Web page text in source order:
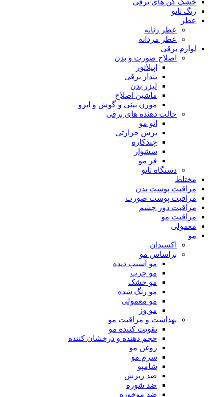
رنگ تاتو
عطر
عطر زنانه
عطر مردانه
لوازم برقی
اصلاح صورت و بدن
اپیلاتور
بنداز برقی
لیزر بدن
ماشین اصلاح
موزن بینی و گوش و ابرو
حالت دهنده های برقی
اتو مو
برس حرارتی
چندکاره
سشوار
فر مو
دستگاه تاتو
مختلط
مراقبت پوست بدن
مراقبت پوست صورت
مراقبت دور چشم
مراقبت مو
معمولی
مو
اکسیدان
براساس مو
مو آسیب دیده
مو چرب
مو خشک
مو رنگ شده
مو معمولی
مو وز
بهداشت و مراقبت مو
تقویت کننده مو
حجم دهنده و درخشان کننده
روغن مو
سرم مو
شامپو
ضد ریزش
ضد شوره
ضد موخوره